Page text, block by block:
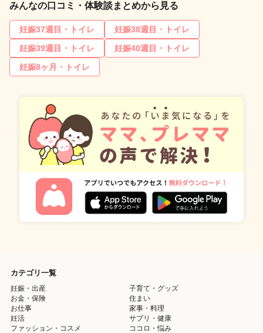
みんなの口コミ・体験談まとめから見る
妊娠37週目・トイレ
妊娠38週目・トイレ
妊娠39週目・トイレ
妊娠40週目・トイレ
妊娠8ヶ月・トイレ
カテゴリ一覧
妊娠・出産
子育て・グッズ
お金・保険
住まい
お仕事
家事・料理
妊活
サプリ・健康
ファッション・コスメ
ココロ・悩み